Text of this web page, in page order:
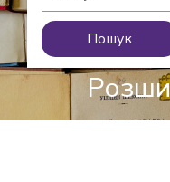
Пошук